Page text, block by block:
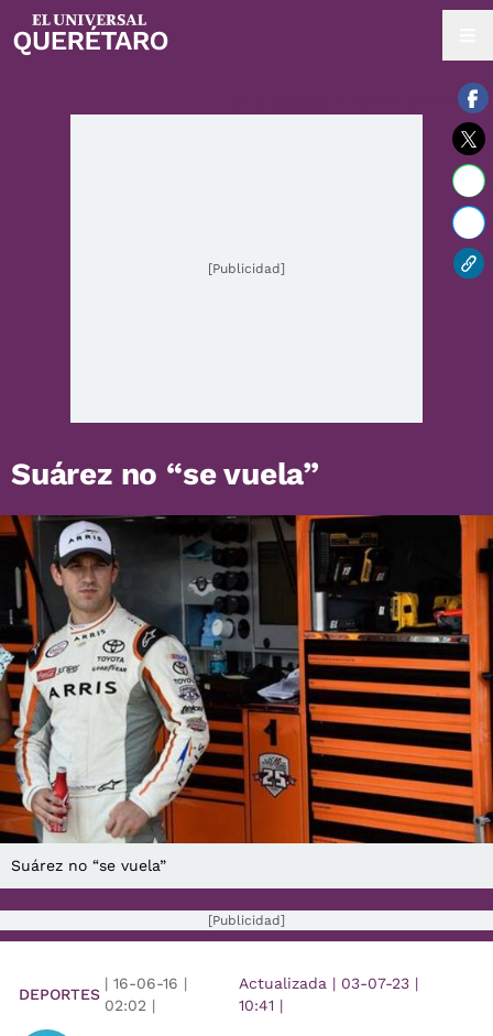
07 / agosto / 2026 | 19:21 hrs.
[Publicidad]
Suárez no “se vuela”
Suárez no “se vuela”
[Publicidad]
DEPORTES
| 16-06-16 |
02:02 |
Actualizada | 03-07-23 |
10:41 |